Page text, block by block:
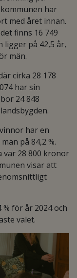
har
med året innan.
finns 16 749
ligger på 42,5 år,
män.
cirka 28 178
har sin
24 848
har en
på 84,2 %.
28 800 kronor
visar att
för år 2024 och
valet.